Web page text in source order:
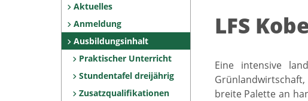
Aktuelles
Anmeldung
Ausbildungsinhalt
Praktischer Unterricht
Stundentafel dreijährig
Zusatzqualifikationen
LFS
Eine intensive
breite Palette an